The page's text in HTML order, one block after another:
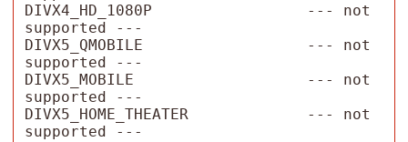
DIVX4_HD_1080P                 --- not
supported ---
DIVX5_QMOBILE                  --- not
supported ---
DIVX5_MOBILE                   --- not
supported ---
DIVX5_HOME_THEATER             --- not
supported ---